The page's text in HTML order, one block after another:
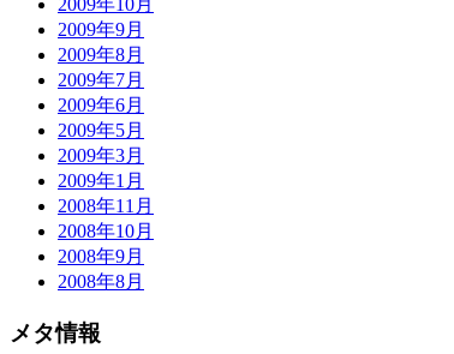
2009年10月
2009年9月
2009年8月
2009年7月
2009年6月
2009年5月
2009年3月
2009年1月
2008年11月
2008年10月
2008年9月
2008年8月
メタ情報